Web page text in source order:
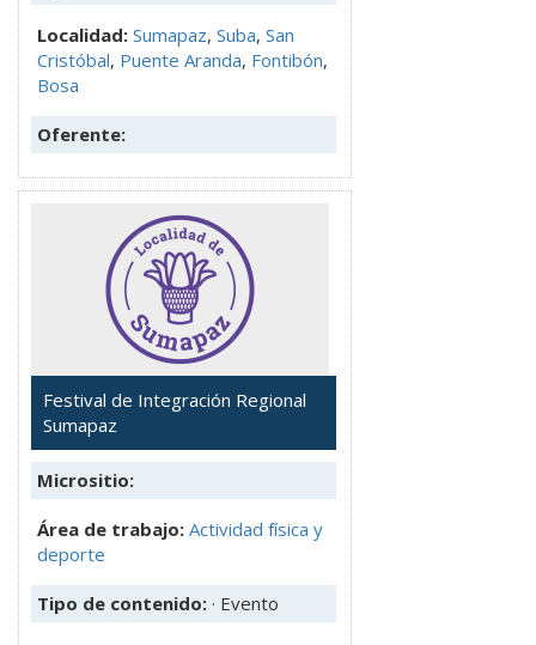
Localidad: Sumapaz, Suba, San
Cristóbal, Puente Aranda, Fontibón,
Bosa
Oferente:
Festival de Integración Regional
Sumapaz
Micrositio:
Área de trabajo: Actividad física y
deporte
Tipo de contenido: · Evento